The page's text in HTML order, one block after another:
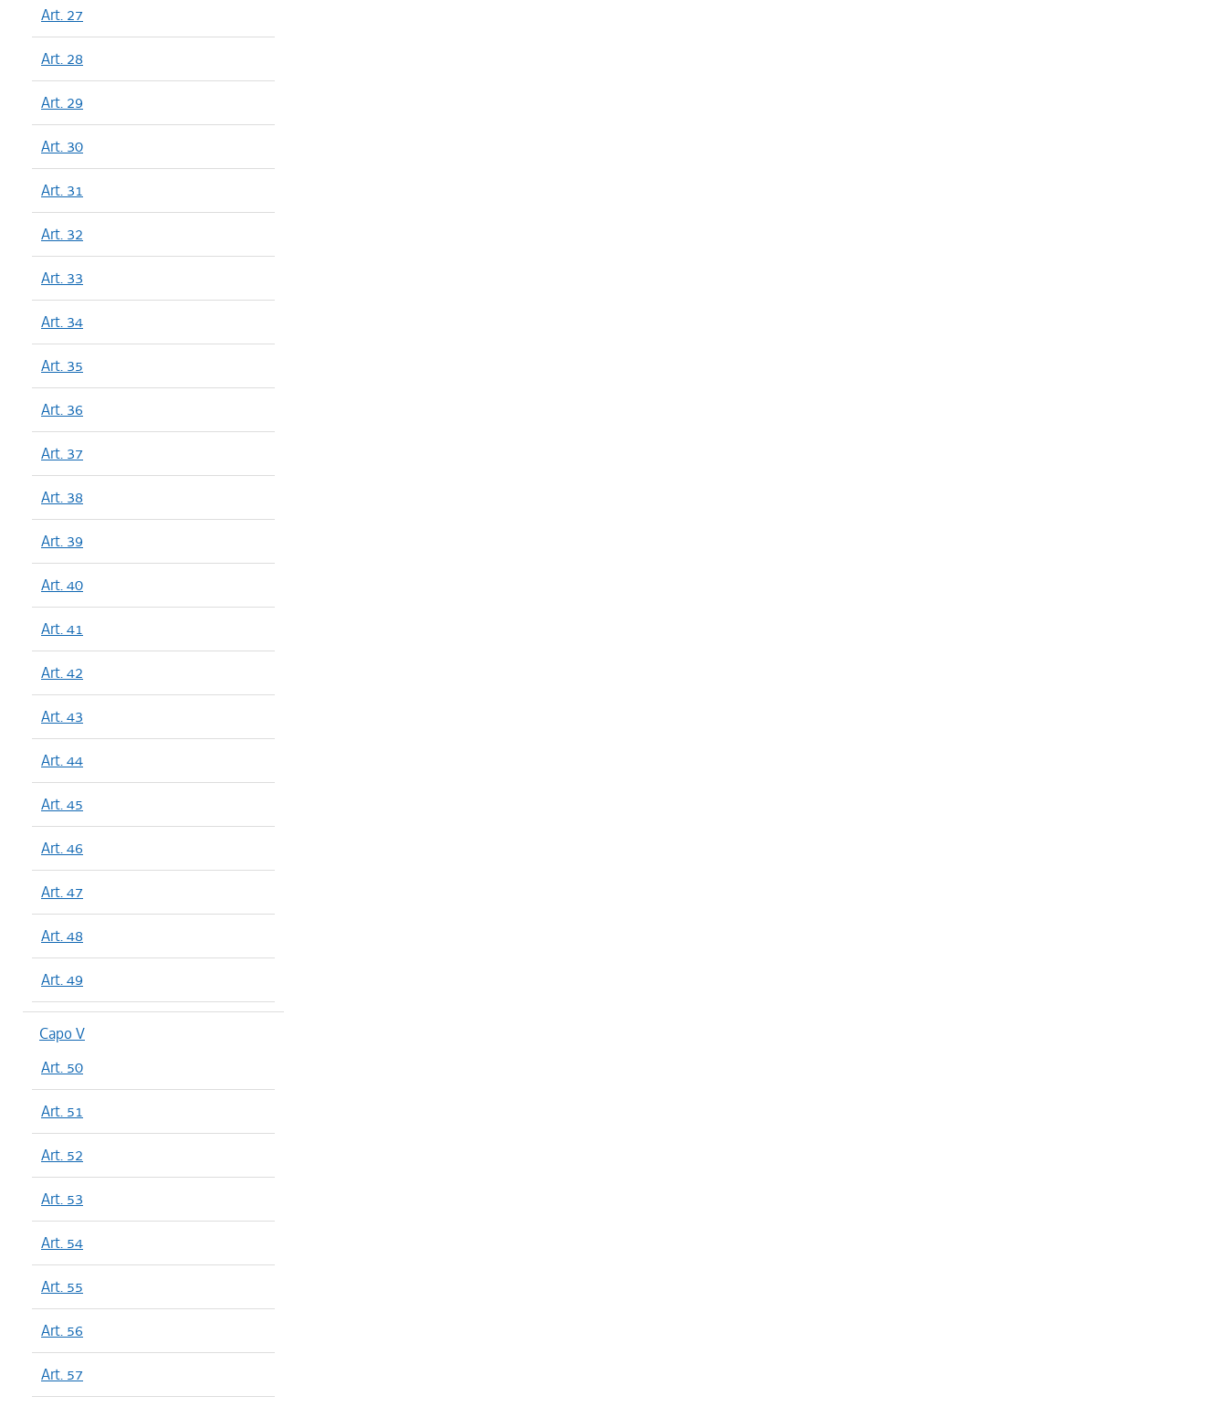
Art. 27
Art. 28
Art. 29
Art. 30
Art. 31
Art. 32
Art. 33
Art. 34
Art. 35
Art. 36
Art. 37
Art. 38
Art. 39
Art. 40
Art. 41
Art. 42
Art. 43
Art. 44
Art. 45
Art. 46
Art. 47
Art. 48
Art. 49
Capo V
Art. 50
Art. 51
Art. 52
Art. 53
Art. 54
Art. 55
Art. 56
Art. 57